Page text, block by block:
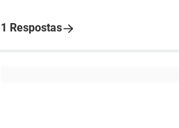
1 Respostas